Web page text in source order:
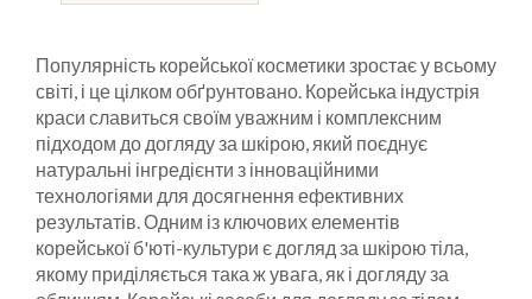
Популярність корейської косметики зростає у всьому
світі, і це цілком обґрунтовано. Корейська індустрія
краси славиться своїм уважним і комплексним
підходом до догляду за шкірою, який поєднує
натуральні інгредієнти з інноваційними
технологіями для досягнення ефективних
результатів. Одним із ключових елементів
корейської б'юті-культури є догляд за шкірою тіла,
якому приділяється така ж увага, як і догляду за